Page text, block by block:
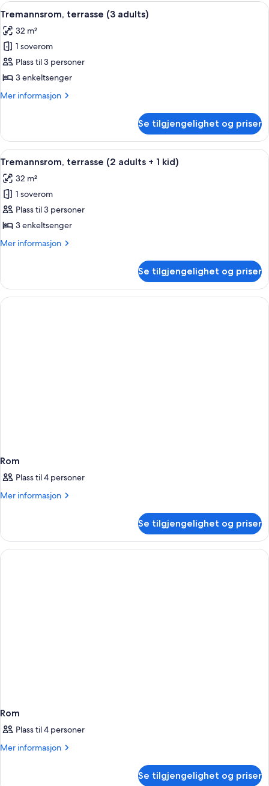
Åpne
alle
bildene
av
Tremannsrom,
terrasse
(3
Safe på rommet, wi-fi (mot et tillegg)
4
Tremannsrom, terrasse (3 adults)
32 m²
1 soverom
Plass til 3 personer
3 enkeltsenger
Mer informasjon
Mer
terrasse
(3
adults)
Se tilgjengelighet og priser
Åpne
alle
bildene
av
Tremannsrom,
terrasse
(2
1
kid)
Safe på rommet, wi-fi (mot et tillegg)
4
Tremannsrom, terrasse (2 adults + 1 kid)
32 m²
1 soverom
Plass til 3 personer
3 enkeltsenger
Mer informasjon
Mer
terrasse
(2
adults
Se tilgjengelighet og priser
Rom
Plass til 4 personer
Mer informasjon
Mer
Se tilgjengelighet og priser
Rom
Plass til 4 personer
Mer informasjon
Mer
Se tilgjengelighet og priser